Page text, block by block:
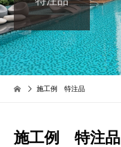
施工例 特注品
施工例 特注品